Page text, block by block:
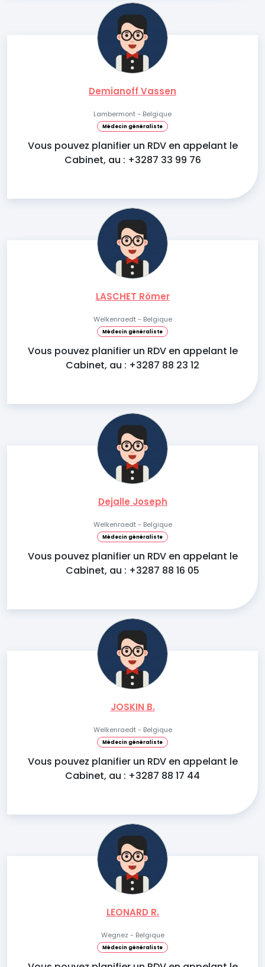
Demianoff Vassen
Lambermont - Belgique
Médecin généraliste
Vous pouvez planifier un RDV en appelant le
Cabinet, au : +3287 33 99 76
LASCHET Römer
Welkenraedt - Belgique
Médecin généraliste
Vous pouvez planifier un RDV en appelant le
Cabinet, au : +3287 88 23 12
Dejalle Joseph
Welkenraedt - Belgique
Médecin généraliste
Vous pouvez planifier un RDV en appelant le
Cabinet, au : +3287 88 16 05
JOSKIN B.
Welkenraedt - Belgique
Médecin généraliste
Vous pouvez planifier un RDV en appelant le
Cabinet, au : +3287 88 17 44
LEONARD R.
Wegnez - Belgique
Médecin généraliste